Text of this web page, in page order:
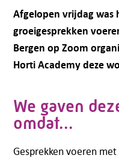
Afgelopen vrijdag was
groeigesprekken
Bergen op Zoom
Horti Academy deze
We gaven
omdat...
Gesprekken voeren